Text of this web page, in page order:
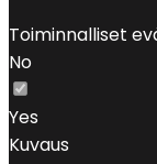
Toiminnalliset
No
Yes
Kuvaus